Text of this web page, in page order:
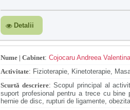
Detalii
Nume | Cabinet: Cojocaru Andreea
Activitate: Fizioterapie, Kinetoterapie,
Scurtă descriere:Scopul principal al
suport profesional pentru a trece cu bine
hernie de disc, rupturi de ligamente,